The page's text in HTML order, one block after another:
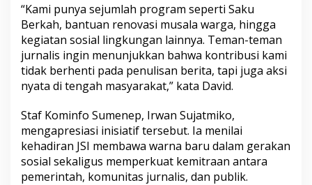
“Kami punya sejumlah program seperti Saku
Berkah, bantuan renovasi musala warga, hingga
kegiatan sosial lingkungan lainnya. Teman-teman
jurnalis ingin menunjukkan bahwa kontribusi kami
tidak berhenti pada penulisan berita, tapi juga aksi
nyata di tengah masyarakat,” kata David.
Staf Kominfo Sumenep, Irwan Sujatmiko,
mengapresiasi inisiatif tersebut. Ia menilai
kehadiran JSI membawa warna baru dalam gerakan
sosial sekaligus memperkuat kemitraan antara
pemerintah, komunitas jurnalis, dan publik.